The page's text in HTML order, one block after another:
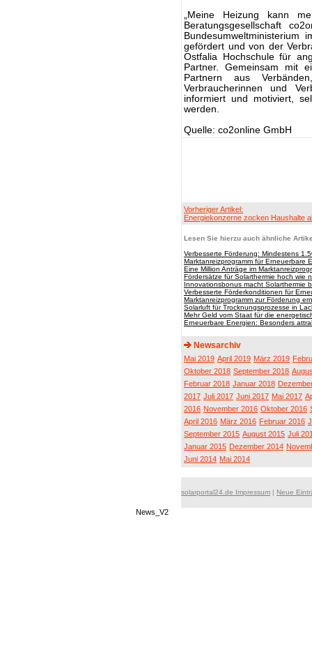
„Meine Heizung kann
Beratungsgesellschaft
Bundesumweltministerium
gefördert und von der
Ostfalia Hochschule für
Partner. Gemeinsam mit
Partnern aus
Verbraucherinnen und
informiert und motiviert,
werden.
Quelle: co2online GmbH
Vorheriger Artikel:
Energiekonzerne zocken Haushalte
Lesen Sie hierzu auch ähnliche
Verbesserte Förderung: Mindestens
Marktanreizprogramm für Erneuerbare
Eine Million Anträge im
Fördersätze für Solarthermie hoch wie
Innovationsbonus macht Solarthermie
Verbesserte Förderkonditionen für
Marktanreizprogramm zur Förderung
Solarluft für Trocknungsprozesse in
Mehr Geld vom Staat für die
Erneuerbare Energien: Besonders
Newsarchiv
Mai 2019 April 2019 März 2019
Oktober 2018 September 2018
Februar 2018 Januar 2018
2017 Juli 2017 Juni 2017 Mai 2017
2016 November 2016 Oktober 2016
April 2016 März 2016 Februar 2016
September 2015 August 2015 Juli
Januar 2015 Dezember 2014
Juni 2014 Mai 2014
solarportal24.de Impressum | Neue
News_V2